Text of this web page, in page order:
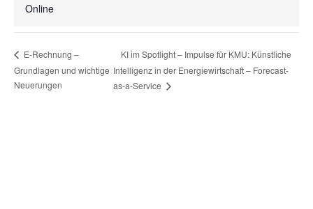
Online
E-Rechnung –
Grundlagen und wichtige
Neuerungen
KI im Spotlight – Impulse für KMU: Künstliche
Intelligenz in der Energiewirtschaft – Forecast-
as-a-Service